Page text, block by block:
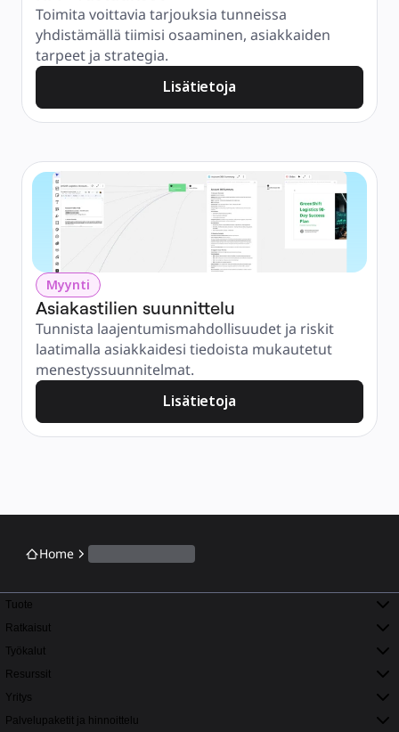
Toimita voittavia tarjouksia tunneissa
yhdistämällä tiimisi osaaminen, asiakkaiden
tarpeet ja strategia.
Lisätietoja
Myynti
Asiakastilien suunnittelu
Tunnista laajentumismahdollisuudet ja riskit
laatimalla asiakkaidesi tiedoista mukautetut
menestyssuunnitelmat.
Lisätietoja
Home
Tuote
Ratkaisut
Työkalut
Resurssit
Yritys
Palvelupaketit ja hinnoittelu